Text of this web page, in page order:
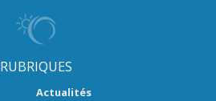
RUBRIQUES
Actualités